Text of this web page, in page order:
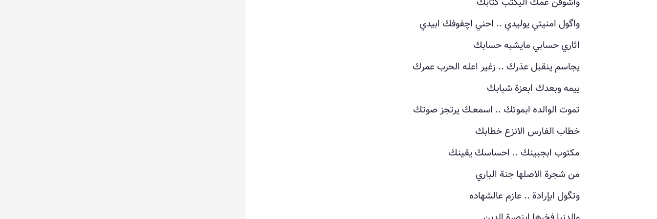
واگول امنيتي يوليدي .. احني اچفوفك ابيدي
اثاري حسابي مايشبه حسابك
يجاسم ينقبل عذرك .. زغير اعله الحرب عمرك
ييمه وبعدك ابعزة شبابك
تموت الوالده ابموتك .. اسمعـك يرتجز صوتك
خطاب الفارس الانزع خطابك
مكتوب ابجبينك .. احساسك يقينك
من شجرة الاصلها جنة الباري
وتگول ابإرادة .. عازم عالشهاده